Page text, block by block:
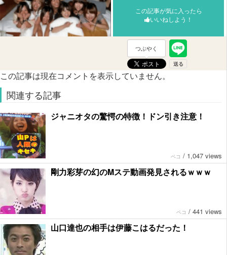
この記事が気に入ったら
いいねしよう！
つぶやく
この記事は現在コメントを表示していません。
関連する記事
ジャニオタの驚愕の特徴！ドン引き注意！
ペコ / 1,047 views
剛力彩芽の幻のMステ動画発見されるｗｗｗ
ペコ / 441 views
山口達也の相手は伊藤こはるだった！